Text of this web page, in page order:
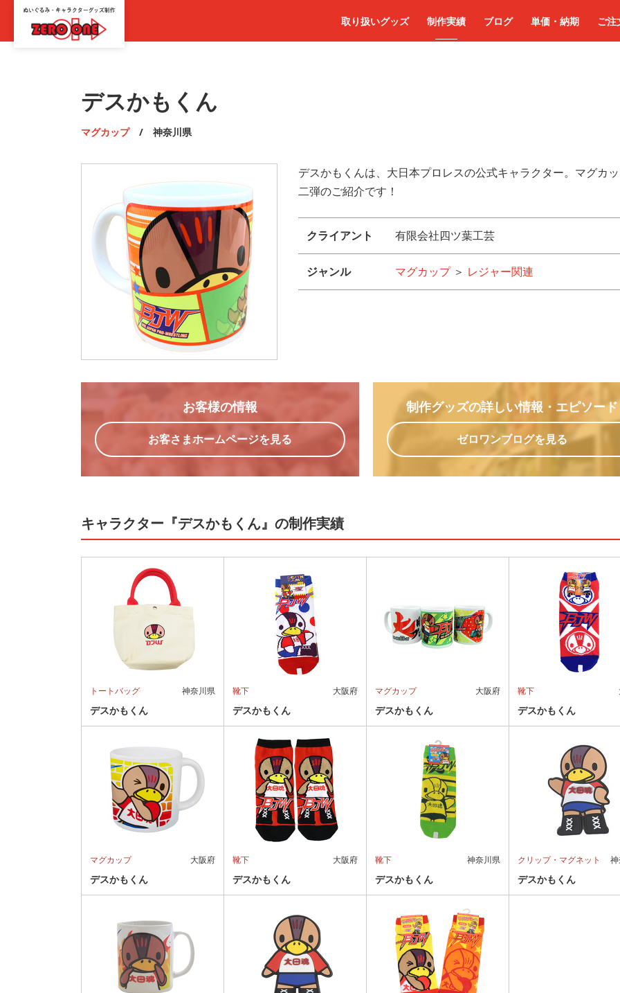
取り扱いグッズ 制作実績 ブログ 単価・納期 ご注
デスかもくん
マグカップ / 神奈川県
デスかもくんは、大日本プロレスの公式キャラクター。マグカ
二弾のご紹介です！
クライアント 有限会社四ツ葉工芸
ジャンル マグカップ＞ レジャー関連
お客様の情報
お客さまホームページを見る
制作グッズの詳しい情報 ・エピソード
ゼロワンブログを見る
キャラクター『デスかもくん』の制作実績
トートバッグ 神奈川県
デスかもくん
靴下 大阪府
デスかもくん
マグカップ 大阪府
デスかもくん
靴下
デスかもくん
マグカップ 大阪府
デスかもくん
靴下 大阪府
デスかもくん
靴下 神奈川県
デスかもくん
クリップ・マグネット
デスかもくん